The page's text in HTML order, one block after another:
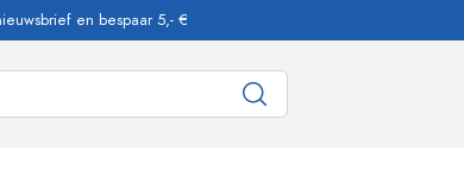
en bespaar 5,- €